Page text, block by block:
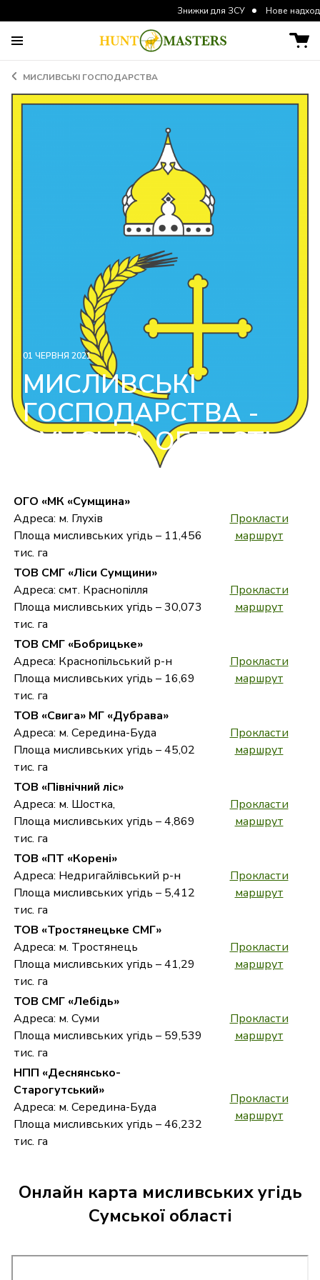
Знижки для ЗСУ Нове надходження
МИСЛИВСЬКІ ГОСПОДАРСТВА
01 ЧЕРВНЯ 2021
МИСЛИВСЬКІ
ГОСПОДАРСТВА -
СУМСЬКА ОБЛАСТЬ
ОГО «МК «Сумщина»
Адреса: м. Глухів
Площа мисливських угідь – 11,456
тис. га
Прокласти
маршрут
ТОВ СМГ «Ліси Сумщини»
Адреса: смт. Краснопілля
Площа мисливських угідь – 30,073
тис. га
Прокласти
маршрут
ТОВ СМГ «Бобрицьке»
Адреса: Краснопільський р-н
Площа мисливських угідь – 16,69
тис. га
Прокласти
маршрут
ТОВ «Свига» МГ «Дубрава»
Адреса: м. Середина-Буда
Площа мисливських угідь – 45,02
тис. га
Прокласти
маршрут
ТОВ «Північний ліс»
Адреса: м. Шостка,
Площа мисливських угідь – 4,869
тис. га
Прокласти
маршрут
ТОВ «ПТ «Корені»
Адреса: Недригайлівський р-н
Площа мисливських угідь – 5,412
тис. га
Прокласти
маршрут
ТОВ «Тростянецьке СМГ»
Адреса: м. Тростянець
Площа мисливських угідь – 41,29
тис. га
Прокласти
маршрут
ТОВ СМГ «Лебідь»
Адреса: м. Суми
Площа мисливських угідь – 59,539
тис. га
Прокласти
маршрут
НПП «Деснянсько-
Старогутський»
Адреса: м. Середина-Буда
Площа мисливських угідь – 46,232
тис. га
Прокласти
маршрут
Онлайн карта мисливських угідь
Сумської області